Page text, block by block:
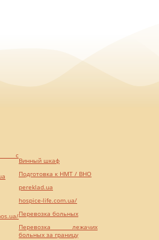
с
Винный шкаф
Подготовка к НМТ / ВНО
pereklad.ua
hospice-life.com.ua/
Перевозка больных
Перевозка лежачих
больных за границу